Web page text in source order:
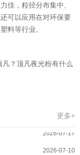
佳，粒径分布集中、
可以应用在对环保要
料等行业。
？顶凡夜光粉有什么
更多+
2026-08-05
2026-07-20
2026-07-17
2026-07-10